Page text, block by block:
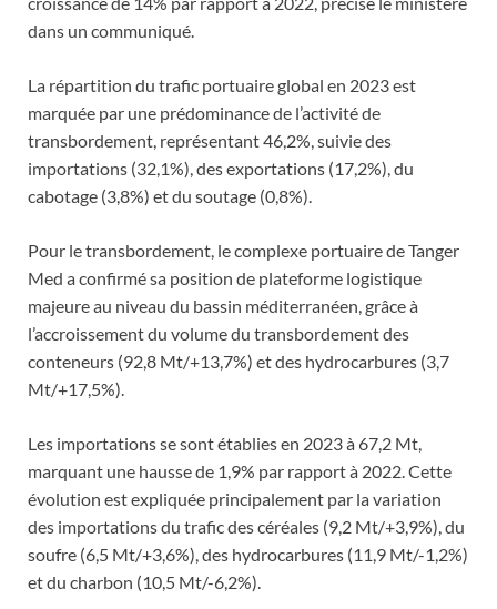
dans un communiqué.
La répartition du trafic portuaire global en 2023 est
marquée par une prédominance de l’activité de
transbordement, représentant 46,2%, suivie des
importations (32,1%), des exportations (17,2%), du
cabotage (3,8%) et du soutage (0,8%).
Pour le transbordement, le complexe portuaire de Tanger
Med a confirmé sa position de plateforme logistique
majeure au niveau du bassin méditerranéen, grâce à
l’accroissement du volume du transbordement des
conteneurs (92,8 Mt/+13,7%) et des hydrocarbures (3,7
Mt/+17,5%).
Les importations se sont établies en 2023 à 67,2 Mt,
marquant une hausse de 1,9% par rapport à 2022. Cette
évolution est expliquée principalement par la variation
des importations du trafic des céréales (9,2 Mt/+3,9%), du
soufre (6,5 Mt/+3,6%), des hydrocarbures (11,9 Mt/-1,2%)
et du charbon (10,5 Mt/-6,2%).